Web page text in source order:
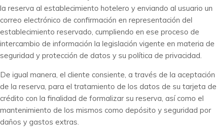
la reserva al establecimiento hotelero y enviando al usuario un
correo electrónico de confirmación en representación del
establecimiento reservado, cumpliendo en ese proceso de
intercambio de información la legislación vigente en materia de
seguridad y protección de datos y su política de privacidad.
De igual manera, el cliente consiente, a través de la aceptación
de la reserva, para el tratamiento de los datos de su tarjeta de
crédito con la finalidad de formalizar su reserva, así como el
mantenimiento de los mismos como depósito y seguridad por
daños y gastos extras.